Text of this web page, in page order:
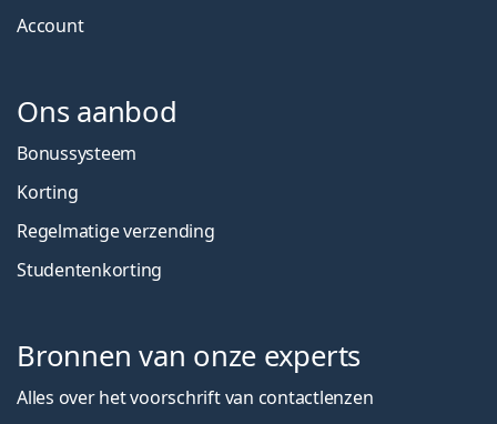
Account
Ons aanbod
Bonussysteem
Korting
Regelmatige verzending
Studentenkorting
Bronnen van onze experts
Alles over het voorschrift van contactlenzen